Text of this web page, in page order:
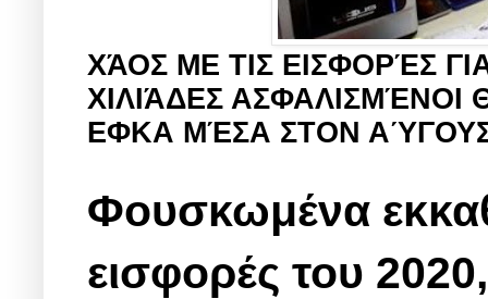
ΧΆΟΣ ΜΕ ΤΙΣ ΕΙΣΦΟΡΈΣ
ΧΙΛΙΆΔΕΣ
ΕΦΚΑ ΜΈΣΑ ΣΤΟΝ
Φουσκωμένα
εισφορές του